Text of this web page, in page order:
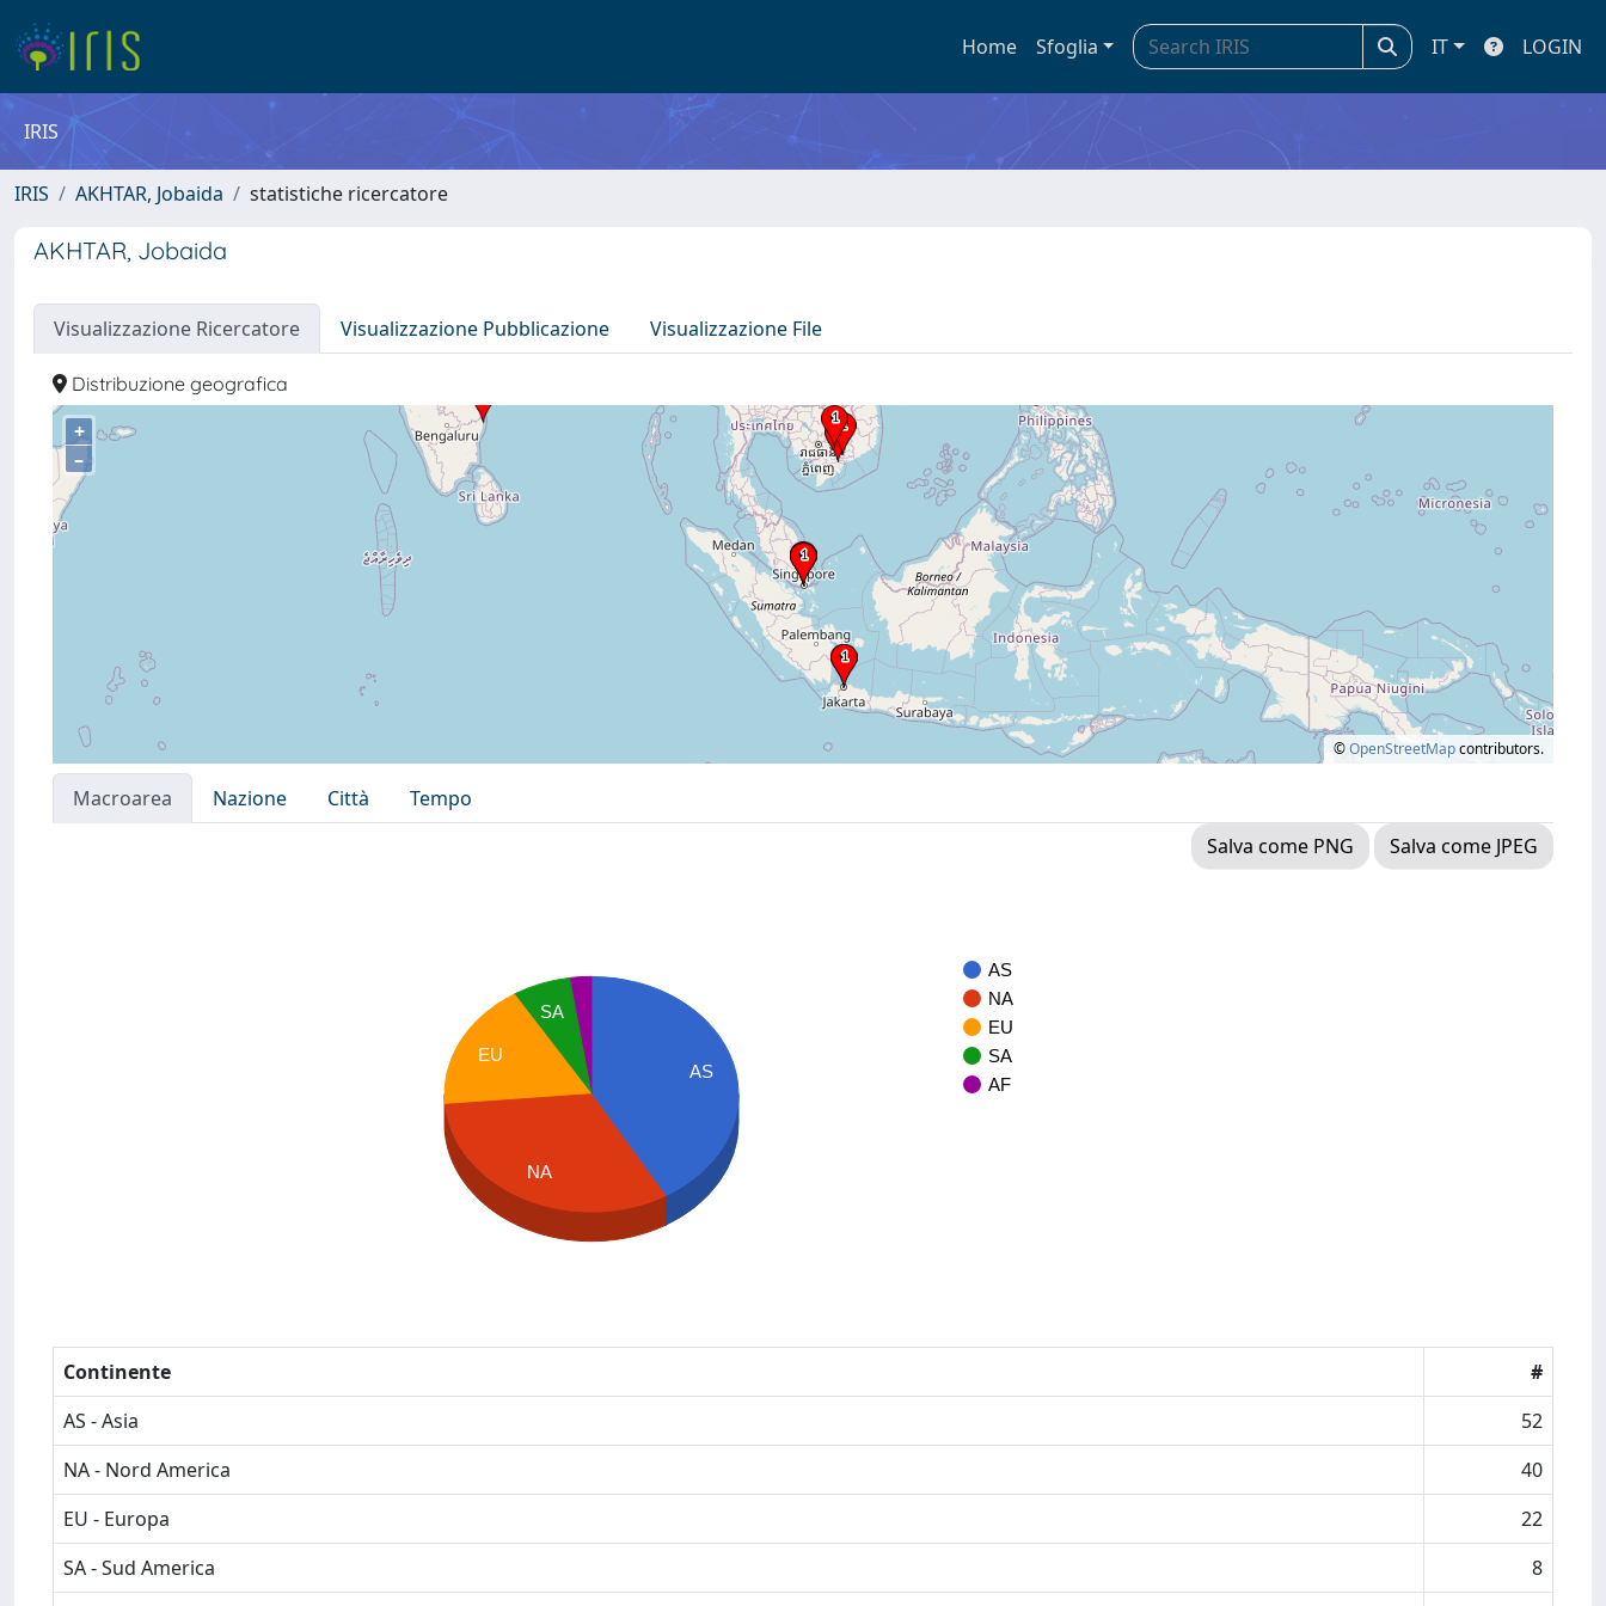
Home Sfoglia IT LOGIN
IRIS
IRIS AKHTAR, Jobaida statistiche ricercatore
AKHTAR, Jobaida
Visualizzazione Ricercatore Visualizzazione Pubblicazione Visualizzazione File
Distribuzione geografica
+
–
©OpenStreetMapcontributors.
Macroarea Nazione Città
Tempo
Salva come PNG
Salva come JPEG
AS
NA
EU
SA
AF
AS
SA
EU
NA
Continente
#
AS - Asia
52
NA - Nord America
40
EU - Europa
22
SA - Sud America
8